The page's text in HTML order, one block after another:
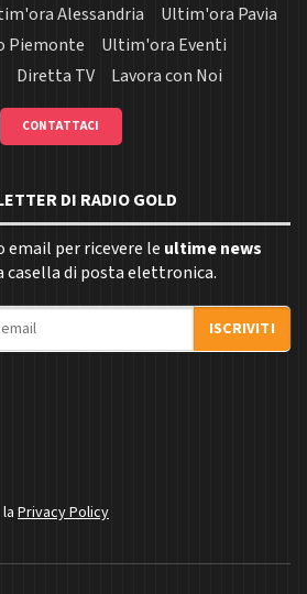
Alessandria
Ultim'ora Pavia
Piemonte
Ultim'ora Eventi
Diretta TV Lavora con Noi
CONTATTACI
DI RADIO GOLD
per ricevere le ultime news
di posta elettronica.
ISCRIVITI
Privacy Policy